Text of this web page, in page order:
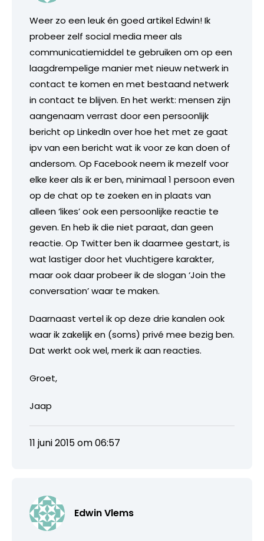
Weer zo een leuk én goed artikel Edwin! Ik
probeer zelf social media meer als
communicatiemiddel te gebruiken om op een
laagdrempelige manier met nieuw netwerk in
contact te komen en met bestaand netwerk
in contact te blijven. En het werkt: mensen zijn
aangenaam verrast door een persoonlijk
bericht op LinkedIn over hoe het met ze gaat
ipv van een bericht wat ik voor ze kan doen of
andersom. Op Facebook neem ik mezelf voor
elke keer als ik er ben, minimaal 1 persoon even
op de chat op te zoeken en in plaats van
alleen ‘likes’ ook een persoonlijke reactie te
geven. En heb ik die niet paraat, dan geen
reactie. Op Twitter ben ik daarmee gestart, is
wat lastiger door het vluchtigere karakter,
maar ook daar probeer ik de slogan ‘Join the
conversation’ waar te maken.
Daarnaast vertel ik op deze drie kanalen ook
waar ik zakelijk en (soms) privé mee bezig ben.
Dat werkt ook wel, merk ik aan reacties.
Groet,
Jaap
11 juni 2015 om 06:57
Edwin Vlems